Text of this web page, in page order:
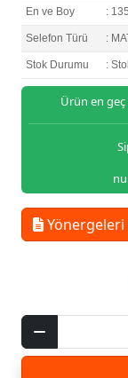
En ve Boy :
Selefon Türü :
Stok Durumu :
Ürün en geç
Yönergeleri